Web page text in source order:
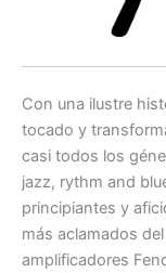
Con una ilustre
tocado y
casi todos los
jazz, rythm and
principiantes y
más aclamados
amplificadores